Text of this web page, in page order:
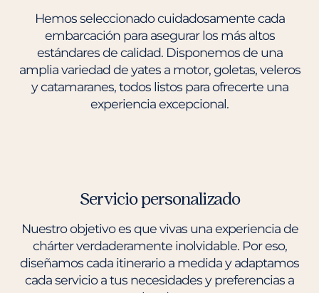
Hemos seleccionado cuidadosamente cada
embarcación para asegurar los más altos
estándares de calidad. Disponemos de una
amplia variedad de yates a motor, goletas, veleros
y catamaranes, todos listos para ofrecerte una
experiencia excepcional.
Servicio personalizado
Nuestro objetivo es que vivas una experiencia de
chárter verdaderamente inolvidable. Por eso,
diseñamos cada itinerario a medida y adaptamos
cada servicio a tus necesidades y preferencias a